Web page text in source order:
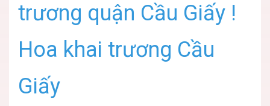
trương quận Cầu Giấy !
Hoa khai trương Cầu
Giấy